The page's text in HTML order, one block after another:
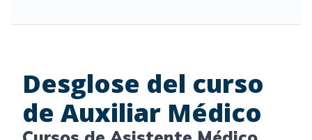
Desglose del curso
de Auxiliar Médico